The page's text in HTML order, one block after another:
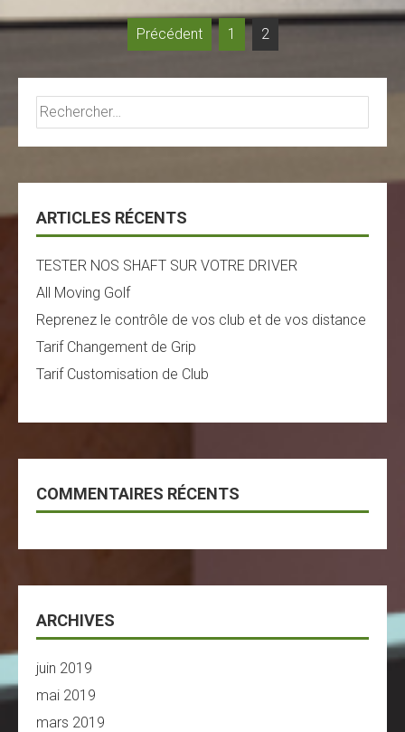
Navigation
Précédent 1 2
Rechercher :
ARTICLES RÉCENTS
TESTER NOS SHAFT SUR VOTRE DRIVER
All Moving Golf
Reprenez le contrôle de vos club et de vos distance
Tarif Changement de Grip
Tarif Customisation de Club
COMMENTAIRES RÉCENTS
ARCHIVES
juin 2019
mai 2019
mars 2019